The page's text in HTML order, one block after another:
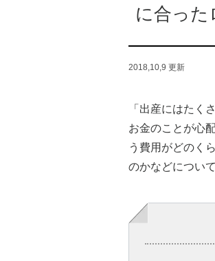
に合った
2018,10,9 更新
「出産にはたく
お金のことが心
う費用がどのく
のかなどについ